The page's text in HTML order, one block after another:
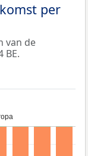
per
van de
BE.